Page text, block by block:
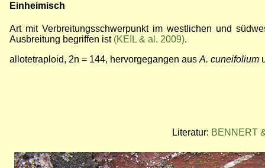
Einheimisch
Art mit Verbreitungsschwerpunkt im westlichen und
Ausbreitung begriffen ist (KEIL & al. 2009).
allotetraploid, 2n = 144, hervorgegangen aus A. cuneifolium
Literatur: BENNERT
Bild